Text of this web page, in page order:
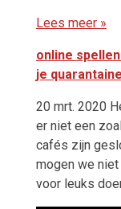
Lees meer »
online
je
20 mrt. 2020
er niet een
cafés zijn
mogen we niet
voor leuks